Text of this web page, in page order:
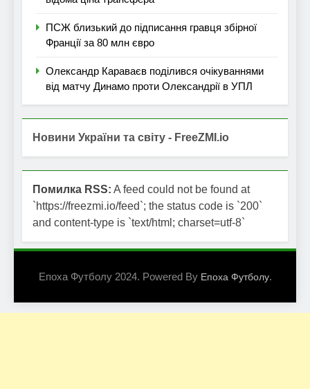
ПСЖ близький до підписання гравця збірної
Франції за 80 млн євро
Олександр Караваєв поділився очікуваннями
від матчу Динамо проти Олександрії в УПЛ
Новини України та світу - FreeZMI.io
Помилка RSS: A feed could not be found at
`https://freezmi.io/feed`; the status code is `200`
and content-type is `text/html; charset=utf-8`
Епоха Футболу 2024. Powered By Епоха Футболу.